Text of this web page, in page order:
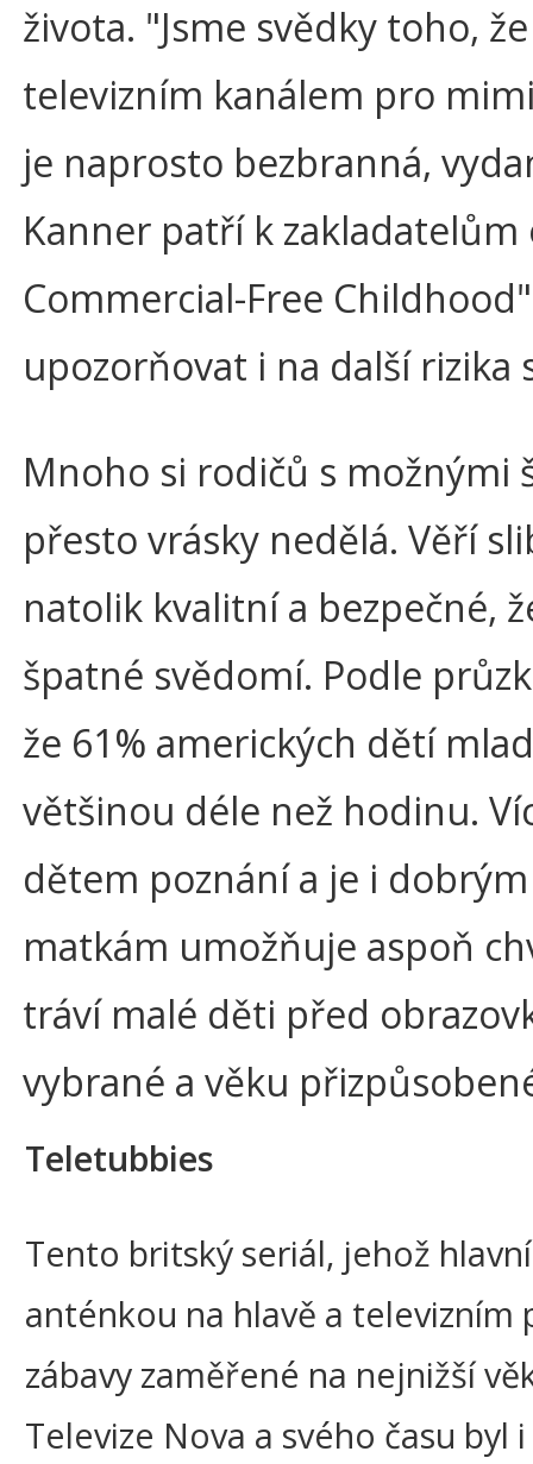
života. "Jsme svědky toho,
televizním kanálem pro
je naprosto bezbranná,
Kanner patří k
Commercial-Free
upozorňovat i na další
Mnoho si rodičů s možnými
přesto vrásky nedělá. Věří
natolik kvalitní a bezpečné,
špatné svědomí. Podle
že 61% amerických dětí
většinou déle než hodinu.
dětem poznání a je i
matkám umožňuje aspoň
tráví malé děti před
vybrané a věku
Teletubbies
Tento britský seriál, jehož
anténkou na hlavě a televizním
zábavy zaměřené na nejnižší
Televize Nova a svého času